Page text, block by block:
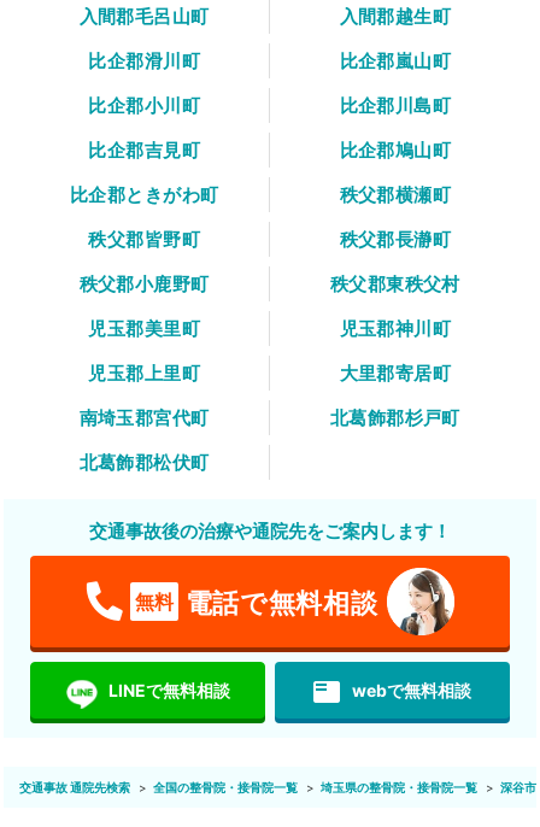
入間郡毛呂山町
入間郡越生町
比企郡滑川町
比企郡嵐山町
比企郡小川町
比企郡川島町
比企郡吉見町
比企郡鳩山町
比企郡ときがわ町
秩父郡横瀬町
秩父郡皆野町
秩父郡長瀞町
秩父郡小鹿野町
秩父郡東秩父村
児玉郡美里町
児玉郡神川町
児玉郡上里町
大里郡寄居町
南埼玉郡宮代町
北葛飾郡杉戸町
北葛飾郡松伏町
交通事故後の治療や通院先をご案内します！
無料 電話で無料相談
LINEで無料相談 featured_play_list webで無料相談
交通事故 通院先検索 全国の整骨院・接骨院一覧 埼玉県の整骨院・接骨院一覧 深谷市